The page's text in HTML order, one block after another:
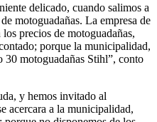
delicado, cuando salimos a
motoguadañas. La empresa de
precios de motoguadañas,
porque la municipalidad,
30 motoguadañas Stihl”, conto
y hemos invitado al
acercara a la municipalidad,